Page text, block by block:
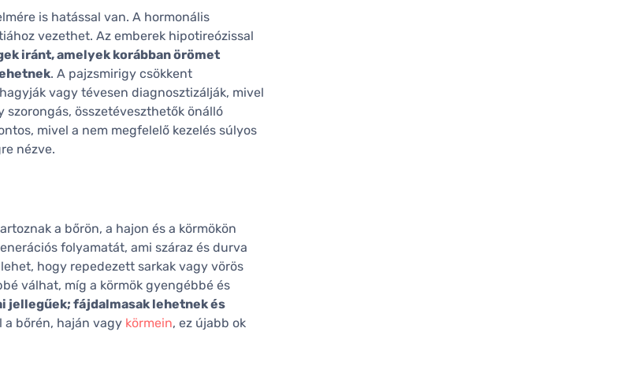
is hatással van. A hormonális
vezethet. Az emberek hipotireózissal
iránt, amelyek korábban örömet
. A pajzsmirigy csökkent
vagy tévesen diagnosztizálják, mivel
összetéveszthetők önálló
mivel a nem megfelelő kezelés súlyos
nézve.
a bőrön, a hajon és a körmökön
folyamatát, ami száraz és durva
hogy repedezett sarkak vagy vörös
válhat, míg a körmök gyengébbé és
jellegűek; fájdalmasak lehetnek és
a bőrén, haján vagy körmein, ez újabb ok